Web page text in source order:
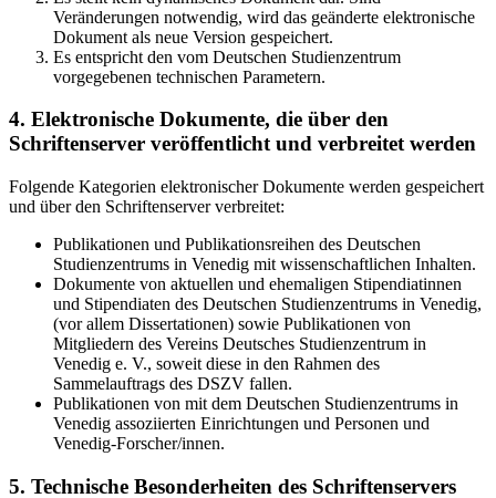
Veränderungen notwendig, wird das geänderte elektronische
Dokument als neue Version gespeichert.
Es entspricht den vom Deutschen Studienzentrum
vorgegebenen technischen Parametern.
4. Elektronische Dokumente, die über den
Schriftenserver veröffentlicht und verbreitet werden
Folgende Kategorien elektronischer Dokumente werden gespeichert
und über den Schriftenserver verbreitet:
Publikationen und Publikationsreihen des Deutschen
Studienzentrums in Venedig mit wissenschaftlichen Inhalten.
Dokumente von aktuellen und ehemaligen Stipendiatinnen
und Stipendiaten des Deutschen Studienzentrums in Venedig,
(vor allem Dissertationen) sowie Publikationen von
Mitgliedern des Vereins Deutsches Studienzentrum in
Venedig e. V., soweit diese in den Rahmen des
Sammelauftrags des DSZV fallen.
Publikationen von mit dem Deutschen Studienzentrums in
Venedig assoziierten Einrichtungen und Personen und
Venedig-Forscher/innen.
5. Technische Besonderheiten des Schriftenservers